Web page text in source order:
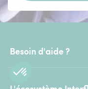
Besoin d'aide ?